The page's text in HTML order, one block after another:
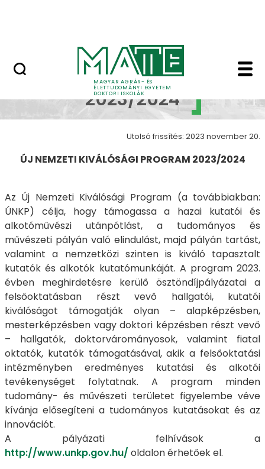
MAGYAR AGRÁR- ÉS
ÉLETTUDOMÁNYI EGYETEM
DOKTORI ISKOLÁK
ÚNKP 2023/2024 -
ÚNKP
2023/2024
Utolsó frissítés: 2023 november 20.
ÚJ NEMZETI KIVÁLÓSÁGI PROGRAM 2023/2024
Az Új Nemzeti Kiválósági Program (a továbbiakban:
ÚNKP) célja, hogy támogassa a hazai kutatói és
alkotóművészi utánpótlást, a tudományos és
művészeti pályán való elindulást, majd pályán tartást,
valamint a nemzetközi szinten is kiváló tapasztalt
kutatók és alkotók kutatómunkáját. A program 2023.
évben meghirdetésre kerülő ösztöndíjpályázatai a
felsőoktatásban részt vevő hallgatói, kutatói
kiválóságot támogatják olyan – alapképzésben,
mesterképzésben vagy doktori képzésben részt vevő
– hallgatók, doktorvárományosok, valamint fiatal
oktatók, kutatók támogatásával, akik a felsőoktatási
intézményben eredményes kutatási és alkotói
tevékenységet folytatnak. A program minden
tudomány- és művészeti területet figyelembe véve
kívánja elősegíteni a tudományos kutatásokat és az
innovációt.
A pályázati felhívások a
http://www.unkp.gov.hu/ oldalon érhetőek el.